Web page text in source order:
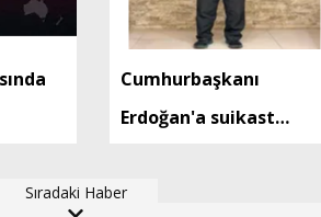
Cumhurbaşkanı
Erdoğan'a suikast
mensubunun ablasına
Sıradaki Haber